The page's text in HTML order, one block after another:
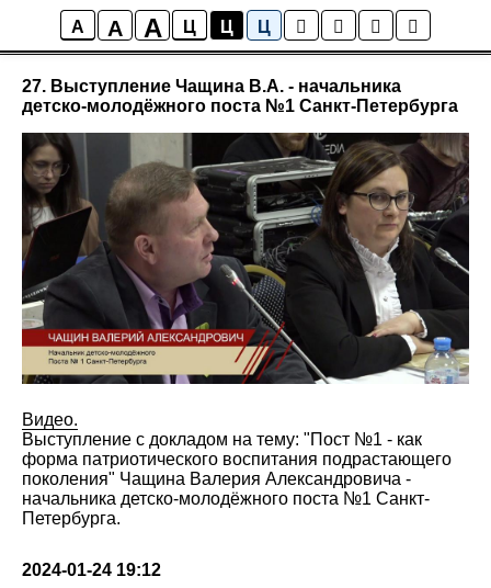
A A A Ц Ц Ц
Мультимедиа
27. Выступление Чащина В.А. - начальника
детско-молодёжного поста №1 Санкт-Петербурга
Видео.
Выступление с докладом на тему: "Пост №1 - как
форма патриотического воспитания подрастающего
поколения" Чащина Валерия Александровича -
начальника детско-молодёжного поста №1 Санкт-
Петербурга.
2024-01-24 19:12